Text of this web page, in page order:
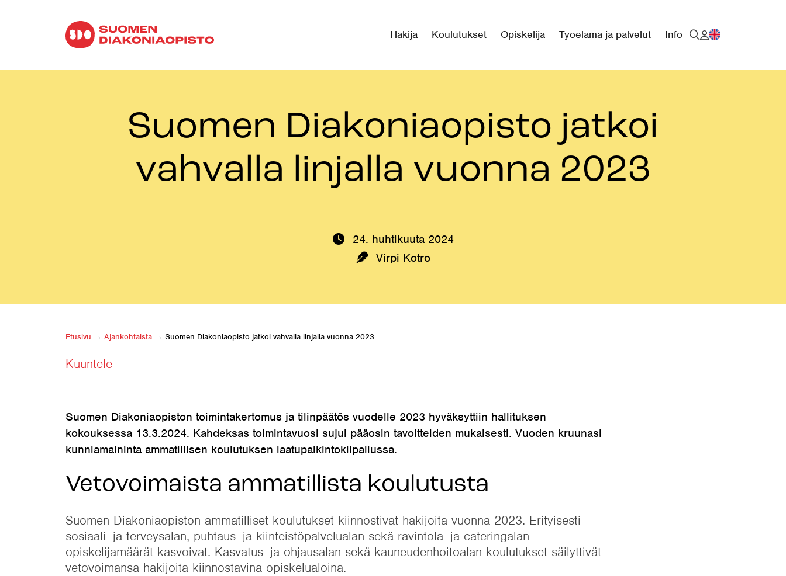
Hakija Koulutukset Opiskelija Työelämä ja palvelut Info
Suomen Diakoniaopisto jatkoi
vahvalla linjalla vuonna 2023
24. huhtikuuta 2024
Kirjoittaja:
Virpi Kotro
Etusivu → Ajankohtaista → Suomen Diakoniaopisto jatkoi vahvalla linjalla vuonna 2023
Kuuntele
Suomen Diakoniaopiston toimintakertomus ja tilinpäätös vuodelle 2023 hyväksyttiin hallituksen
kokouksessa 13.3.2024. Kahdeksas toimintavuosi sujui pääosin tavoitteiden mukaisesti. Vuoden kruunasi
kunniamaininta ammatillisen koulutuksen laatupalkintokilpailussa.
Vetovoimaista ammatillista koulutusta
Suomen Diakoniaopiston ammatilliset koulutukset kiinnostivat hakijoita vuonna 2023. Erityisesti
sosiaali- ja terveysalan, puhtaus- ja kiinteistöpalvelualan sekä ravintola- ja cateringalan
opiskelijamäärät kasvoivat. Kasvatus- ja ohjausalan sekä kauneudenhoitoalan koulutukset säilyttivät
vetovoimansa hakijoita kiinnostavina opiskelualoina.